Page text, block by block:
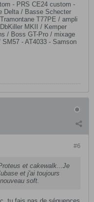
- PRS CE24 custom -
Delta / Basse Schecter
T77PE / ampli
MKII / Kemper
/ Boss GT-Pro / mixage
- AT4033 - Samson
#6
et cakewalk...Je
et j'ai toujours
soft.